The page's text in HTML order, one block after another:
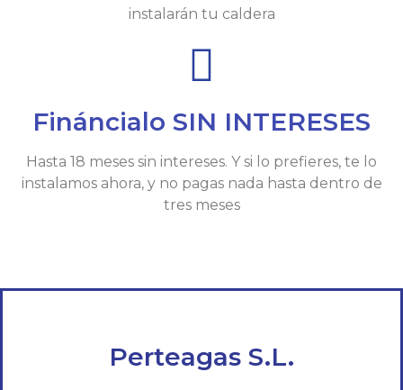
instalarán tu caldera
Fináncialo SIN INTERESES
Hasta 18 meses sin intereses. Y si lo prefieres, te lo
instalamos ahora, y no pagas nada hasta dentro de
tres meses
Perteagas S.L.